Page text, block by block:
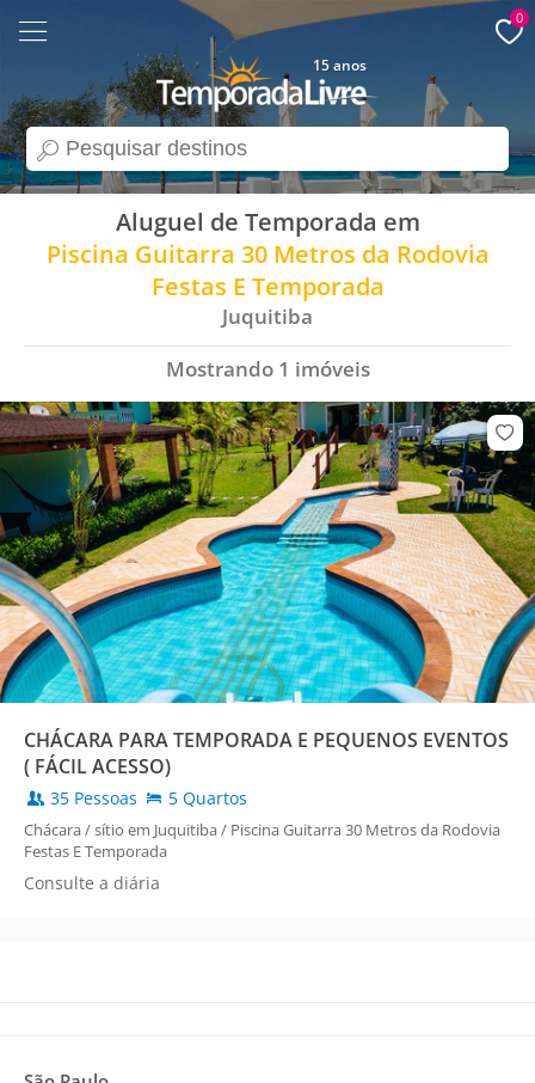
search
15 anos
0
Aluguel de Temporada em
Piscina Guitarra 30 Metros da Rodovia
Festas E Temporada
Juquitiba
Mostrando 1 imóveis
CHÁCARA PARA TEMPORADA E PEQUENOS EVENTOS
( FÁCIL ACESSO)
35 Pessoas 5 Quartos
Chácara / sítio em Juquitiba / Piscina Guitarra 30 Metros da Rodovia
Festas E Temporada
Consulte a diária